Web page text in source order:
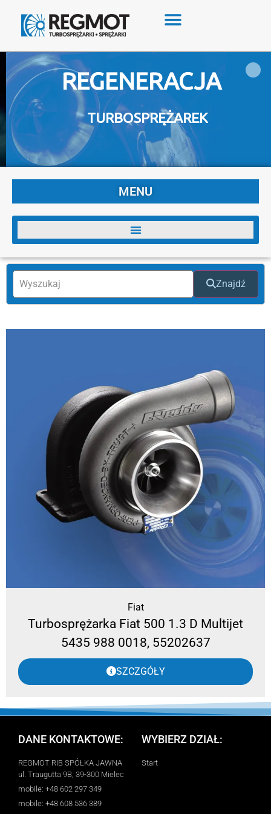
REGENERACJA
TURBOSPRĘŻAREK
MENU
Znajdź
Fiat
Turbosprężarka Fiat 500 1.3 D Multijet
5435 988 0018, 55202637
SZCZGÓŁY
DANE KONTAKTOWE:
REGMOT RIB SPÓŁKA JAWNA
ul. Traugutta 9B, 39-300 Mielec
mobile: +48 602 297 349
mobile: +48 608 536 389
WYBIERZ DZIAŁ:
Start